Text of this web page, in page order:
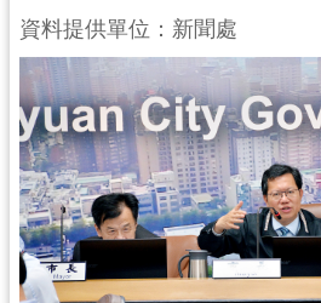
們
機
關
通
訊
錄
業
務
資
資料提供單位：新聞處